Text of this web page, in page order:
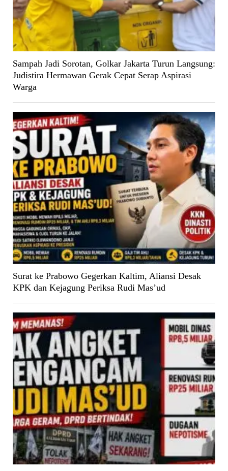
Sampah Jadi Sorotan, Golkar Jakarta Turun Langsung:
Judistira Hermawan Gerak Cepat Serap Aspirasi
Warga
Surat ke Prabowo Gegerkan Kaltim, Aliansi Desak
KPK dan Kejagung Periksa Rudi Mas’ud